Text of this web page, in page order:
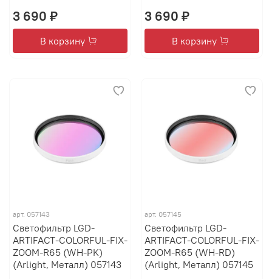
3 690 ₽
В корзину
3 690 ₽
В корзину
арт. 057143
Светофильтр LGD-
ARTIFACT-COLORFUL-FIX-
ZOOM-R65 (WH-PK)
(Arlight, Металл) 057143
арт. 057145
Светофильтр LGD-
ARTIFACT-COLORFUL-FIX-
ZOOM-R65 (WH-RD)
(Arlight, Металл) 057145